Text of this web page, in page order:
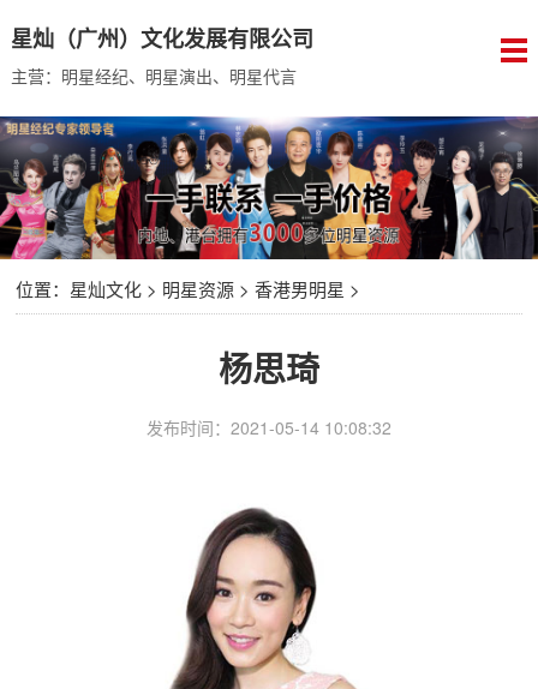
星灿（广州）文化发展有限公司
主营：明星经纪、明星演出、明星代言
位置： 星灿文化> 明星资源> 香港男明星 >
杨思琦
发布时间：2021-05-14 10:08:32